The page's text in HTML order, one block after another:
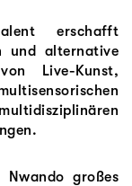
erschafft
und alternative
Live-Kunst,
großes